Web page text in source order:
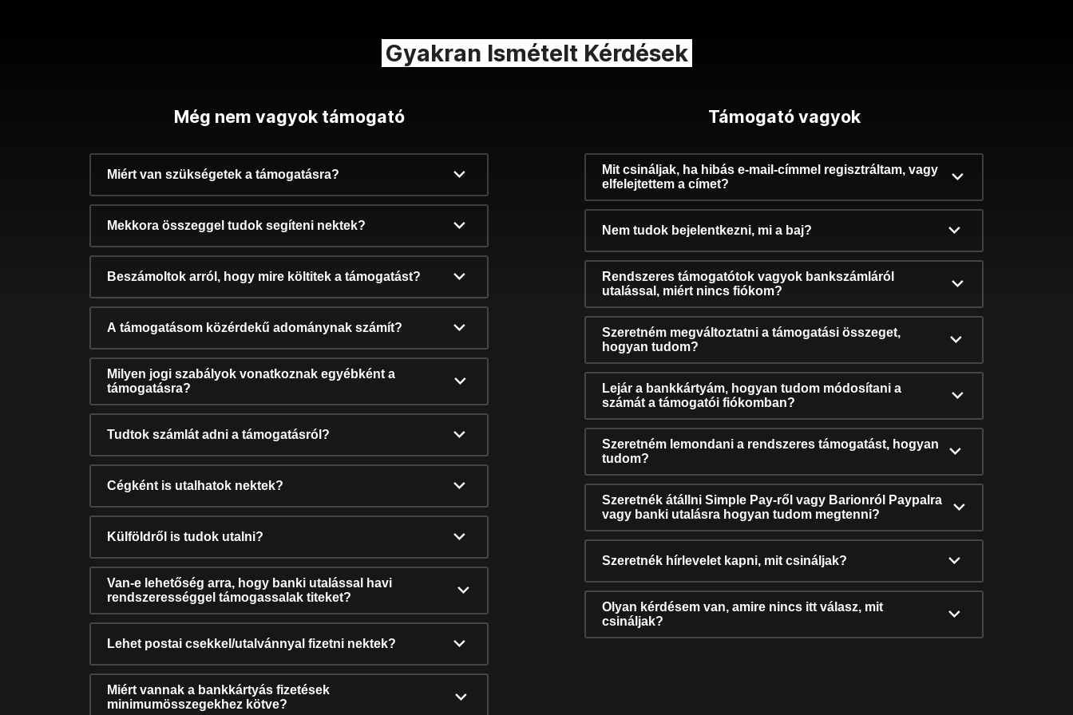
Gyakran Ismételt Kérdések
Még nem vagyok támogató
Miért van szükségetek a támogatásra?
Mekkora összeggel tudok segíteni nektek?
Beszámoltok arról, hogy mire költitek a támogatást?
A támogatásom közérdekű adománynak számít?
Milyen jogi szabályok vonatkoznak egyébként a
támogatásra?
Tudtok számlát adni a támogatásról?
Cégként is utalhatok nektek?
Külföldről is tudok utalni?
Van-e lehetőség arra, hogy banki utalással havi
rendszerességgel támogassalak titeket?
Lehet postai csekkel/utalvánnyal fizetni nektek?
Miért vannak a bankkártyás fizetések
minimumösszegekhez kötve?
Támogató vagyok
Mit csináljak, ha hibás e-mail-címmel regisztráltam, vagy
elfelejtettem a címet?
Nem tudok bejelentkezni, mi a baj?
Rendszeres támogatótok vagyok bankszámláról
utalással, miért nincs fiókom?
Szeretném megváltoztatni a támogatási összeget,
hogyan tudom?
Lejár a bankkártyám, hogyan tudom módosítani a
számát a támogatói fiókomban?
Szeretném lemondani a rendszeres támogatást, hogyan
tudom?
Szeretnék átállni Simple Pay-ről vagy Barionról Paypalra
vagy banki utalásra hogyan tudom megtenni?
Szeretnék hírlevelet kapni, mit csináljak?
Olyan kérdésem van, amire nincs itt válasz, mit
csináljak?